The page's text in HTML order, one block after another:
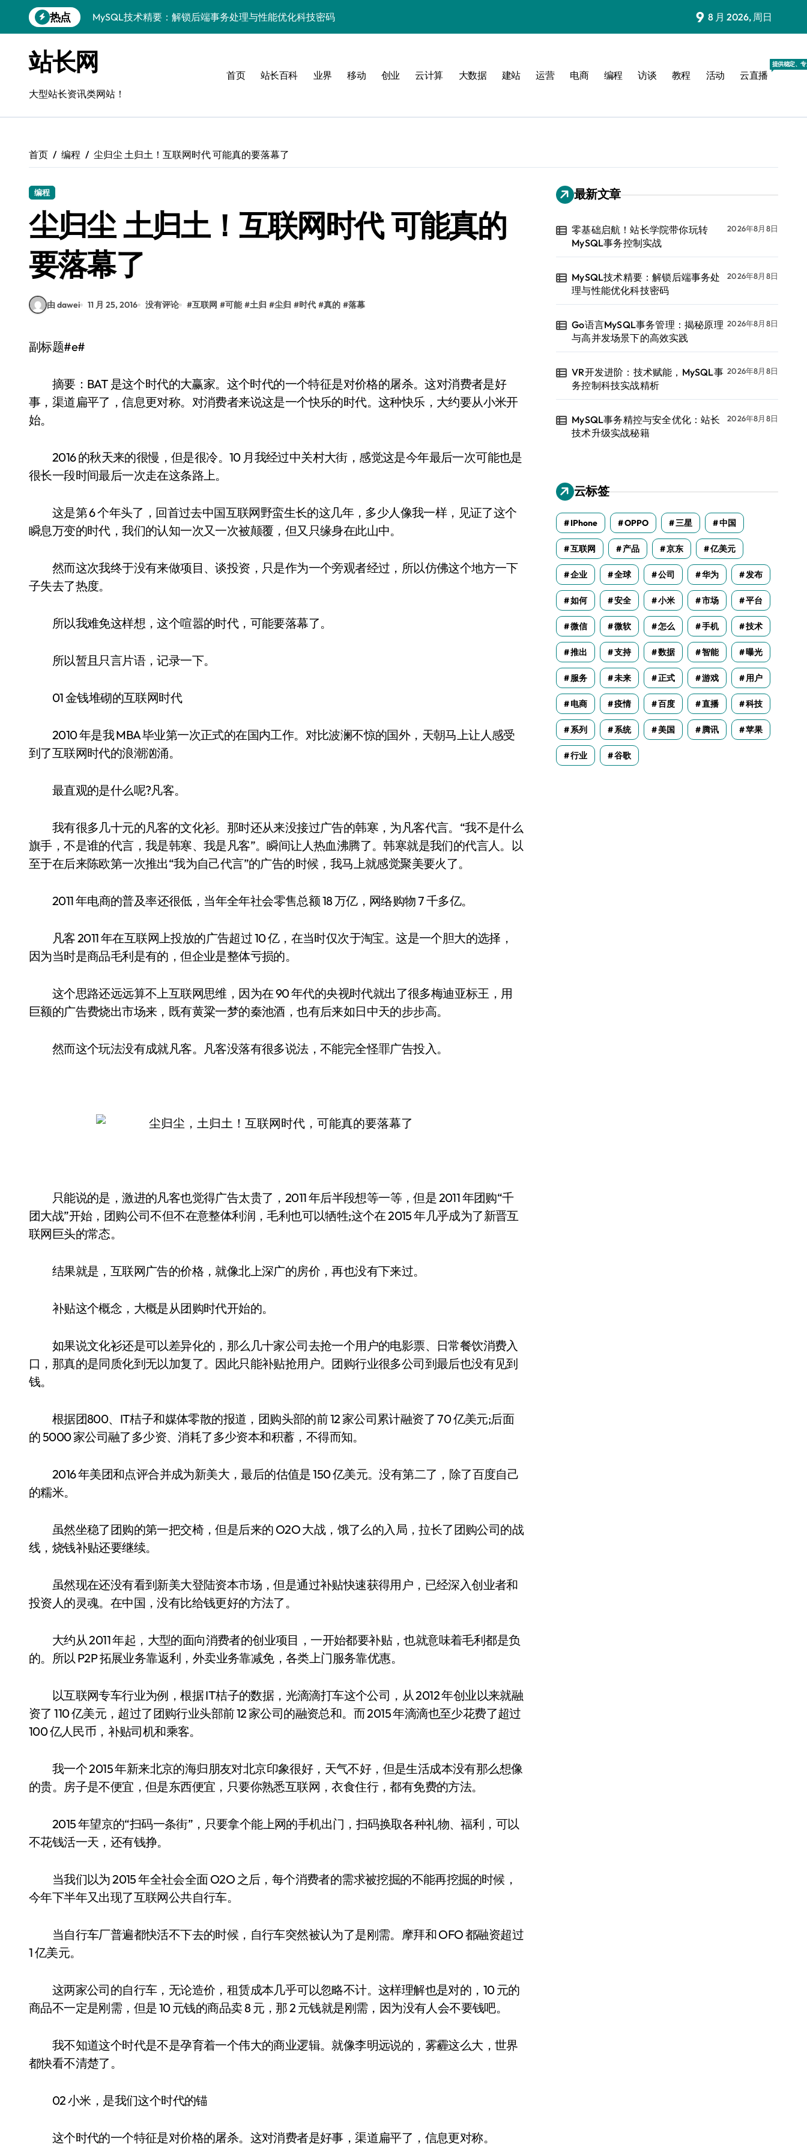
到
热点
MySQL技术精要：解锁后端事务处理与性能优化科技密码
VR开发进阶：技术赋能，MySQL事务控制科技实战精析
MySQL事务精控与安全优化：站长技术升级实战秘籍
MySQL事务控制深度剖析：科技赋能服务器性能优化实战
Go语言技术揭秘：MySQL事务控制与高并发科技优化实战
零基础启航！站长学院带你玩转MySQL事务控制实战
9 8 月 2026, 周日
站长网
大型站长资讯类网站！
首页 站长百科 业界 移动 创业 云计算 大数据 建站 运营 电商 编程 访谈 教程 活动 云直播
提供稳定、
首页 编程 尘归尘 土归土！互联网时代 可能真的要落幕了
编程
尘归尘 土归土！互联网时代 可能真的
要落幕了
由 dawei 11 月 25, 2016 没有评论 #互联网 #可能 #土归 #尘归 #时代 #真的 #落幕
副标题#e#
摘要：BAT 是这个时代的大赢家。这个时代的一个特征是对价格的屠杀。这对消费者是好
事，渠道扁平了，信息更对称。对消费者来说这是一个快乐的时代。这种快乐，大约要从小米开
始。
2016 的秋天来的很慢，但是很冷。10 月我经过中关村大街，感觉这是今年最后一次可能也是
很长一段时间最后一次走在这条路上。
这是第 6 个年头了，回首过去中国互联网野蛮生长的这几年，多少人像我一样，见证了这个
瞬息万变的时代，我们的认知一次又一次被颠覆，但又只缘身在此山中。
然而这次我终于没有来做项目、谈投资，只是作为一个旁观者经过，所以仿佛这个地方一下
子失去了热度。
所以我难免这样想，这个喧嚣的时代，可能要落幕了。
所以暂且只言片语，记录一下。
01 金钱堆砌的互联网时代
2010 年是我 MBA 毕业第一次正式的在国内工作。对比波澜不惊的国外，天朝马上让人感受
到了互联网时代的浪潮汹涌。
最直观的是什么呢?凡客。
我有很多几十元的凡客的文化衫。那时还从来没接过广告的韩寒，为凡客代言。“我不是什么
旗手，不是谁的代言，我是韩寒、我是凡客”。瞬间让人热血沸腾了。韩寒就是我们的代言人。以
至于在后来陈欧第一次推出“我为自己代言”的广告的时候，我马上就感觉聚美要火了。
2011 年电商的普及率还很低，当年全年社会零售总额 18 万亿，网络购物 7 千多亿。
凡客 2011 年在互联网上投放的广告超过 10 亿，在当时仅次于淘宝。这是一个胆大的选择，
因为当时是商品毛利是有的，但企业是整体亏损的。
这个思路还远远算不上互联网思维，因为在 90 年代的央视时代就出了很多梅迪亚标王，用
巨额的广告费烧出市场来，既有黄粱一梦的秦池酒，也有后来如日中天的步步高。
然而这个玩法没有成就凡客。凡客没落有很多说法，不能完全怪罪广告投入。
只能说的是，激进的凡客也觉得广告太贵了，2011 年后半段想等一等，但是 2011 年团购“千
团大战”开始，团购公司不但不在意整体利润，毛利也可以牺牲;这个在 2015 年几乎成为了新晋互
联网巨头的常态。
结果就是，互联网广告的价格，就像北上深广的房价，再也没有下来过。
补贴这个概念，大概是从团购时代开始的。
如果说文化衫还是可以差异化的，那么几十家公司去抢一个用户的电影票、日常餐饮消费入
口，那真的是同质化到无以加复了。因此只能补贴抢用户。团购行业很多公司到最后也没有见到
钱。
根据团800、IT桔子和媒体零散的报道，团购头部的前 12 家公司累计融资了 70 亿美元;后面
的 5000 家公司融了多少资、消耗了多少资本和积蓄，不得而知。
2016 年美团和点评合并成为新美大，最后的估值是 150 亿美元。没有第二了，除了百度自己
的糯米。
虽然坐稳了团购的第一把交椅，但是后来的 O2O 大战，饿了么的入局，拉长了团购公司的战
线，烧钱补贴还要继续。
虽然现在还没有看到新美大登陆资本市场，但是通过补贴快速获得用户，已经深入创业者和
投资人的灵魂。在中国，没有比给钱更好的方法了。
大约从 2011 年起，大型的面向消费者的创业项目，一开始都要补贴，也就意味着毛利都是负
的。所以 P2P 拓展业务靠返利，外卖业务靠减免，各类上门服务靠优惠。
以互联网专车行业为例，根据 IT桔子的数据，光滴滴打车这个公司，从 2012 年创业以来就融
资了 110 亿美元，超过了团购行业头部前 12 家公司的融资总和。而 2015 年滴滴也至少花费了超过
100 亿人民币，补贴司机和乘客。
我一个 2015 年新来北京的海归朋友对北京印象很好，天气不好，但是生活成本没有那么想像
的贵。房子是不便宜，但是东西便宜，只要你熟悉互联网，衣食住行，都有免费的方法。
2015 年望京的“扫码一条街”，只要拿个能上网的手机出门，扫码换取各种礼物、福利，可以
不花钱活一天，还有钱挣。
当我们以为 2015 年全社会全面 O2O 之后，每个消费者的需求被挖掘的不能再挖掘的时候，
今年下半年又出现了互联网公共自行车。
当自行车厂普遍都快活不下去的时候，自行车突然被认为了是刚需。摩拜和 OFO 都融资超过
1 亿美元。
这两家公司的自行车，无论造价，租赁成本几乎可以忽略不计。这样理解也是对的，10 元的
商品不一定是刚需，但是 10 元钱的商品卖 8 元，那 2 元钱就是刚需，因为没有人会不要钱吧。
我不知道这个时代是不是孕育着一个伟大的商业逻辑。就像李明远说的，雾霾这么大，世界
都快看不清楚了。
02 小米，是我们这个时代的锚
这个时代的一个特征是对价格的屠杀。这对消费者是好事，渠道扁平了，信息更对称。
最新文章
零基础启航！站长学院带你玩转
MySQL事务控制实战
2026年8月8日
MySQL技术精要：解锁后端事务处
理与性能优化科技密码
2026年8月8日
Go语言MySQL事务管理：揭秘原理
与高并发场景下的高效实践
2026年8月8日
VR开发进阶：技术赋能，MySQL事
务控制科技实战精析
2026年8月8日
MySQL事务精控与安全优化：站长
技术升级实战秘籍
2026年8月8日
云标签
IPhone OPPO 三星 中国
互联网 产品 京东 亿美元
企业 全球 公司 华为 发布
如何 安全 小米 市场 平台
微信 微软 怎么 手机 技术
推出 支持 数据 智能 曝光
服务 未来 正式 游戏 用户
电商 疫情 百度 直播 科技
系列 系统 美国 腾讯 苹果
行业 谷歌